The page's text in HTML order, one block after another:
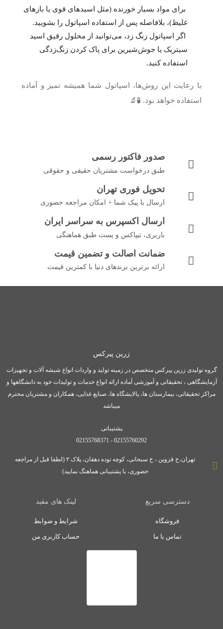
برای مواد بسیار خورنده (مثل اسیدهای قوی یا بازهای
غلیظ)، بلافاصله پس از استفاده اسپاتول را بشویید.
اگر اسپاتول زنگ زد، می‌توانید از محلول رقیق اسید
سیتریک یا جوش‌شیرین برای پاک کردن زنگ‌زدگی
استفاده کنید.
با رعایت این روش‌ها، اسپاتول شما همیشه تمیز و آماده
استفاده خواهد بود. 🧪🔬
صدور فاکتور رسمی
طبق درخواست مشتریان حقیقی و حقوقی
تحویل فوری تهران
ارسال با پیک شما + امکان مراجعه حضوری
ارسال اکسپرس به سراسر ایران
باربری، تیپاکس و پست طبق هماهنگی
ضمانت اصالت و تضمین قیمت
ارائه برترین برندهای دنیا با کمترین قیمت
زرین پیرکس
گروه تولیدی زرین پیرکس متخصص در زمینه تولید و واردات انواع شیشه آلات و تجهیزات
آزمایشگاهی ، تحقیقاتی و آموزشی آماده ارائه انواع خدمات و تولیدات خود به دانشگاهها و
مراکز تحقیقاتی، بیمارستان ها، پالایشگاه ها، صنایع غذایی، همکاران و مشتریان محترم
میباشد
پشتیبانی
02155760292 - 02155768371
تهران،خ قزوین ، خ سبحانی، کوچه توده دهقان، پلاک ۲ (لطفا قبل از مراجعه
حضوری، با پشتیبانی هماهنگ نمایید)
دسترسی سریع
فروشگاه
تماس با ما
لینک های مفید
شرایط و ضوابط
حساب کاربری من